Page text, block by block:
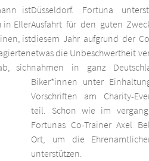
ist
in Eller
ist
sich
Düsseldorf. Fortuna
Ausfahrt für den guten
diesem Jahr aufgrund der
etwas die Unbeschwertheit
nahmen in ganz
Biker*innen unter
Vorschriften am Charity-
teil. Schon wie im
Fortunas Co-Trainer Axel
Ort, um die
unterstützen.